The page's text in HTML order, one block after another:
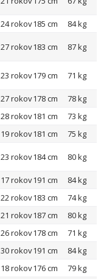
24 rokov185 cm 84 kg
27 rokov183 cm 87 kg
23 rokov179 cm 71 kg
27 rokov178 cm
78 kg
28 rokov181 cm
73 kg
19 rokov181 cm 75 kg
23 rokov184 cm 80 kg
17 rokov191 cm
84 kg
22 rokov183 cm
74 kg
21 rokov187 cm
80 kg
26 rokov178 cm
71 kg
30 rokov191 cm
84 kg
18 rokov176 cm
79 kg